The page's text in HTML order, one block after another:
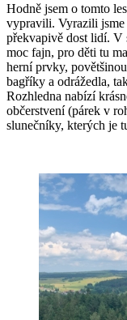
Hodně jsem o tomto
vypravili. Vyrazili jsme
překvapivě dost lidí. V
moc fajn, pro děti tu
herní prvky,
bagříky a odrážedla,
Rozhledna nabízí
občerstvení (párek v
slunečníky, kterých je